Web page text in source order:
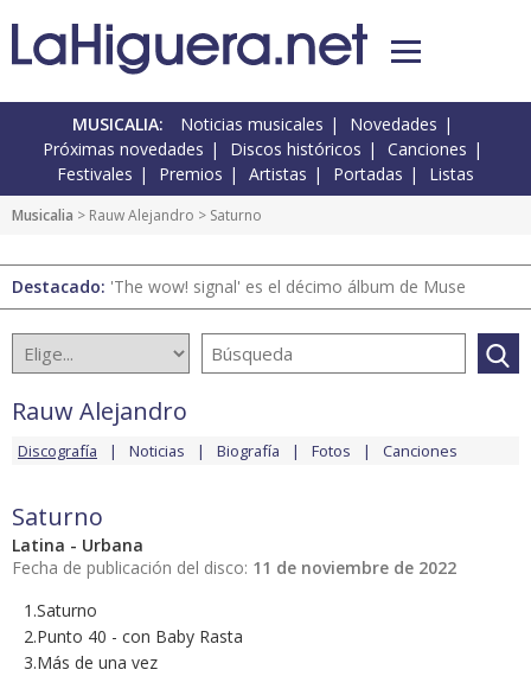
MUSICALIA: Noticias musicales
Novedades
Próximas novedades
Discos históricos
Canciones
Festivales
Premios Artistas Portadas Listas
Musicalia > Rauw Alejandro > Saturno
Destacado: 'The wow! signal' es el décimo álbum de Muse
Rauw Alejandro
Discografía Noticias Biografía Fotos Canciones
Saturno
Latina - Urbana
Fecha de publicación del disco: 11 de noviembre de 2022
1.Saturno
2.Punto 40 - con Baby Rasta
3.Más de una vez